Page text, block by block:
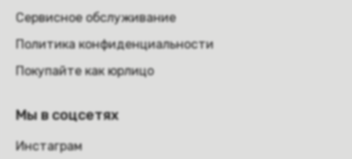
Сервисное обслуживание
Политика конфиденциальности
Покупайте как юрлицо
Мы в соцсетях
Инстаграм